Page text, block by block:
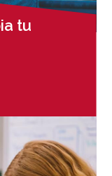
tu